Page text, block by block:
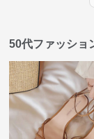
50代ファッショ